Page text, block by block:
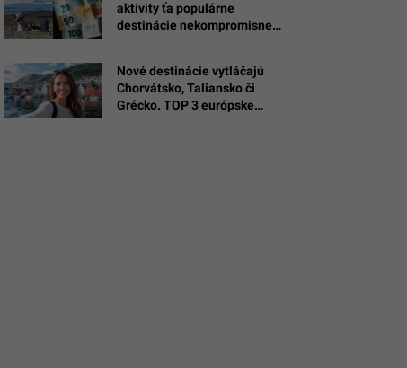
aktivity ťa populárne
destinácie nekompromisne
Nové destinácie vytláčajú
Chorvátsko, Taliansko či
Grécko. TOP 3 európske